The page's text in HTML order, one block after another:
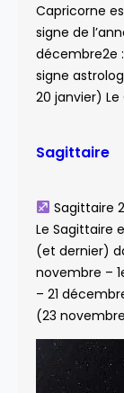
Capricorne
signe de
décembre2e :
signe
20 janvier)
Sagittaire
Sagittaire
Le Sagittaire
(et dernier)
novembre –
– 21
(23